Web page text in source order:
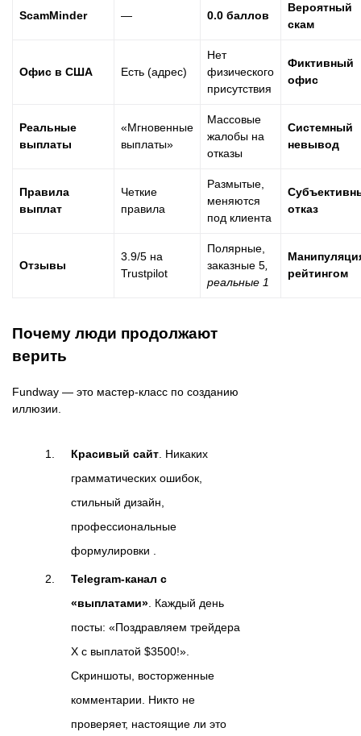
ScamMinder — 0.0 баллов
Вероятный
скам
Офис в США Есть (адрес)
Нет
физического
присутствия
Фиктивный
офис
Реальные
выплаты
«Мгновенные
выплаты»
Массовые
жалобы на
отказы
Системный
невывод
Правила
выплат
Четкие
правила
Размытые,
меняются
под клиента
отказ
Отзывы
3.9/5 на
Trustpilot
Полярные,
заказные 5
реальные 1
рейтингом
Почему люди продолжают
верить
Fundway — это мастер-класс по созданию
иллюзии.
Красивый сайт . Никаких
грамматических ошибок,
стильный дизайн,
профессиональные
формулировки .
Telegram-канал с
«выплатами» . Каждый день
посты: «Поздравляем трейдера
Х с выплатой $3500!».
Скриншоты, восторженные
комментарии. Никто не
проверяет, настоящие ли это